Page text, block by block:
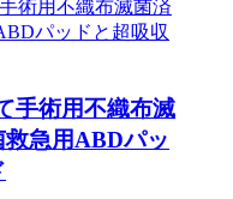
手術用不織布滅
急用ABDパッ